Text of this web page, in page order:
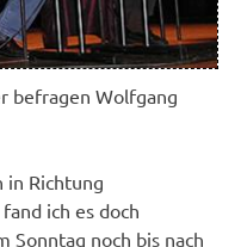
befragen Wolfgang
in Richtung
ich es doch
Sonntag noch bis nach